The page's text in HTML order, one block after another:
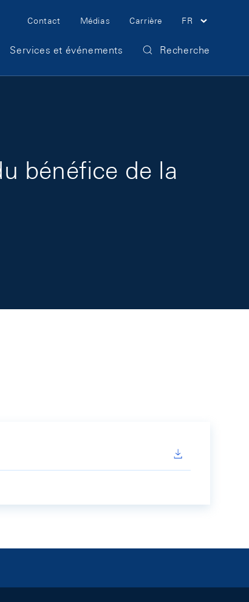
Meta Navigation
Contact Médias Carrière FR
Services et événements Recherche
bénéfice de la